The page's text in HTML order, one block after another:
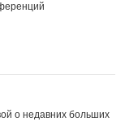
о недавних больших